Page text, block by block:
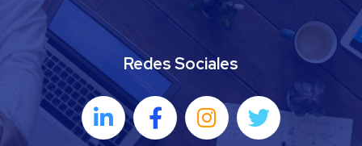
Redes Sociales